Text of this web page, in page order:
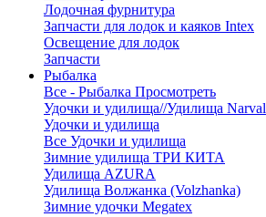
Лодочная фурнитура
Запчасти для лодок и каяков Intex
Освещение для лодок
Запчасти
Рыбалка
Все - Рыбалка Просмотреть
Удочки и удилища//Удилища Narval
Удочки и удилища
Все Удочки и удилища
Зимние удилища ТРИ КИТА
Удилища AZURA
Удилища Волжанка (Volzhanka)
Зимние удочки Megatex